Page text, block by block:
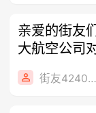
亲爱的街友
大航空公司
街友42408312